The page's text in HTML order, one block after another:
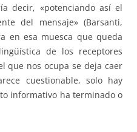
decir, «potenciando así el
del mensaje» (Barsanti,
en esa muesca que queda
de los receptores
que nos ocupa se deja caer
cuestionable, solo hay
informativo ha terminado o